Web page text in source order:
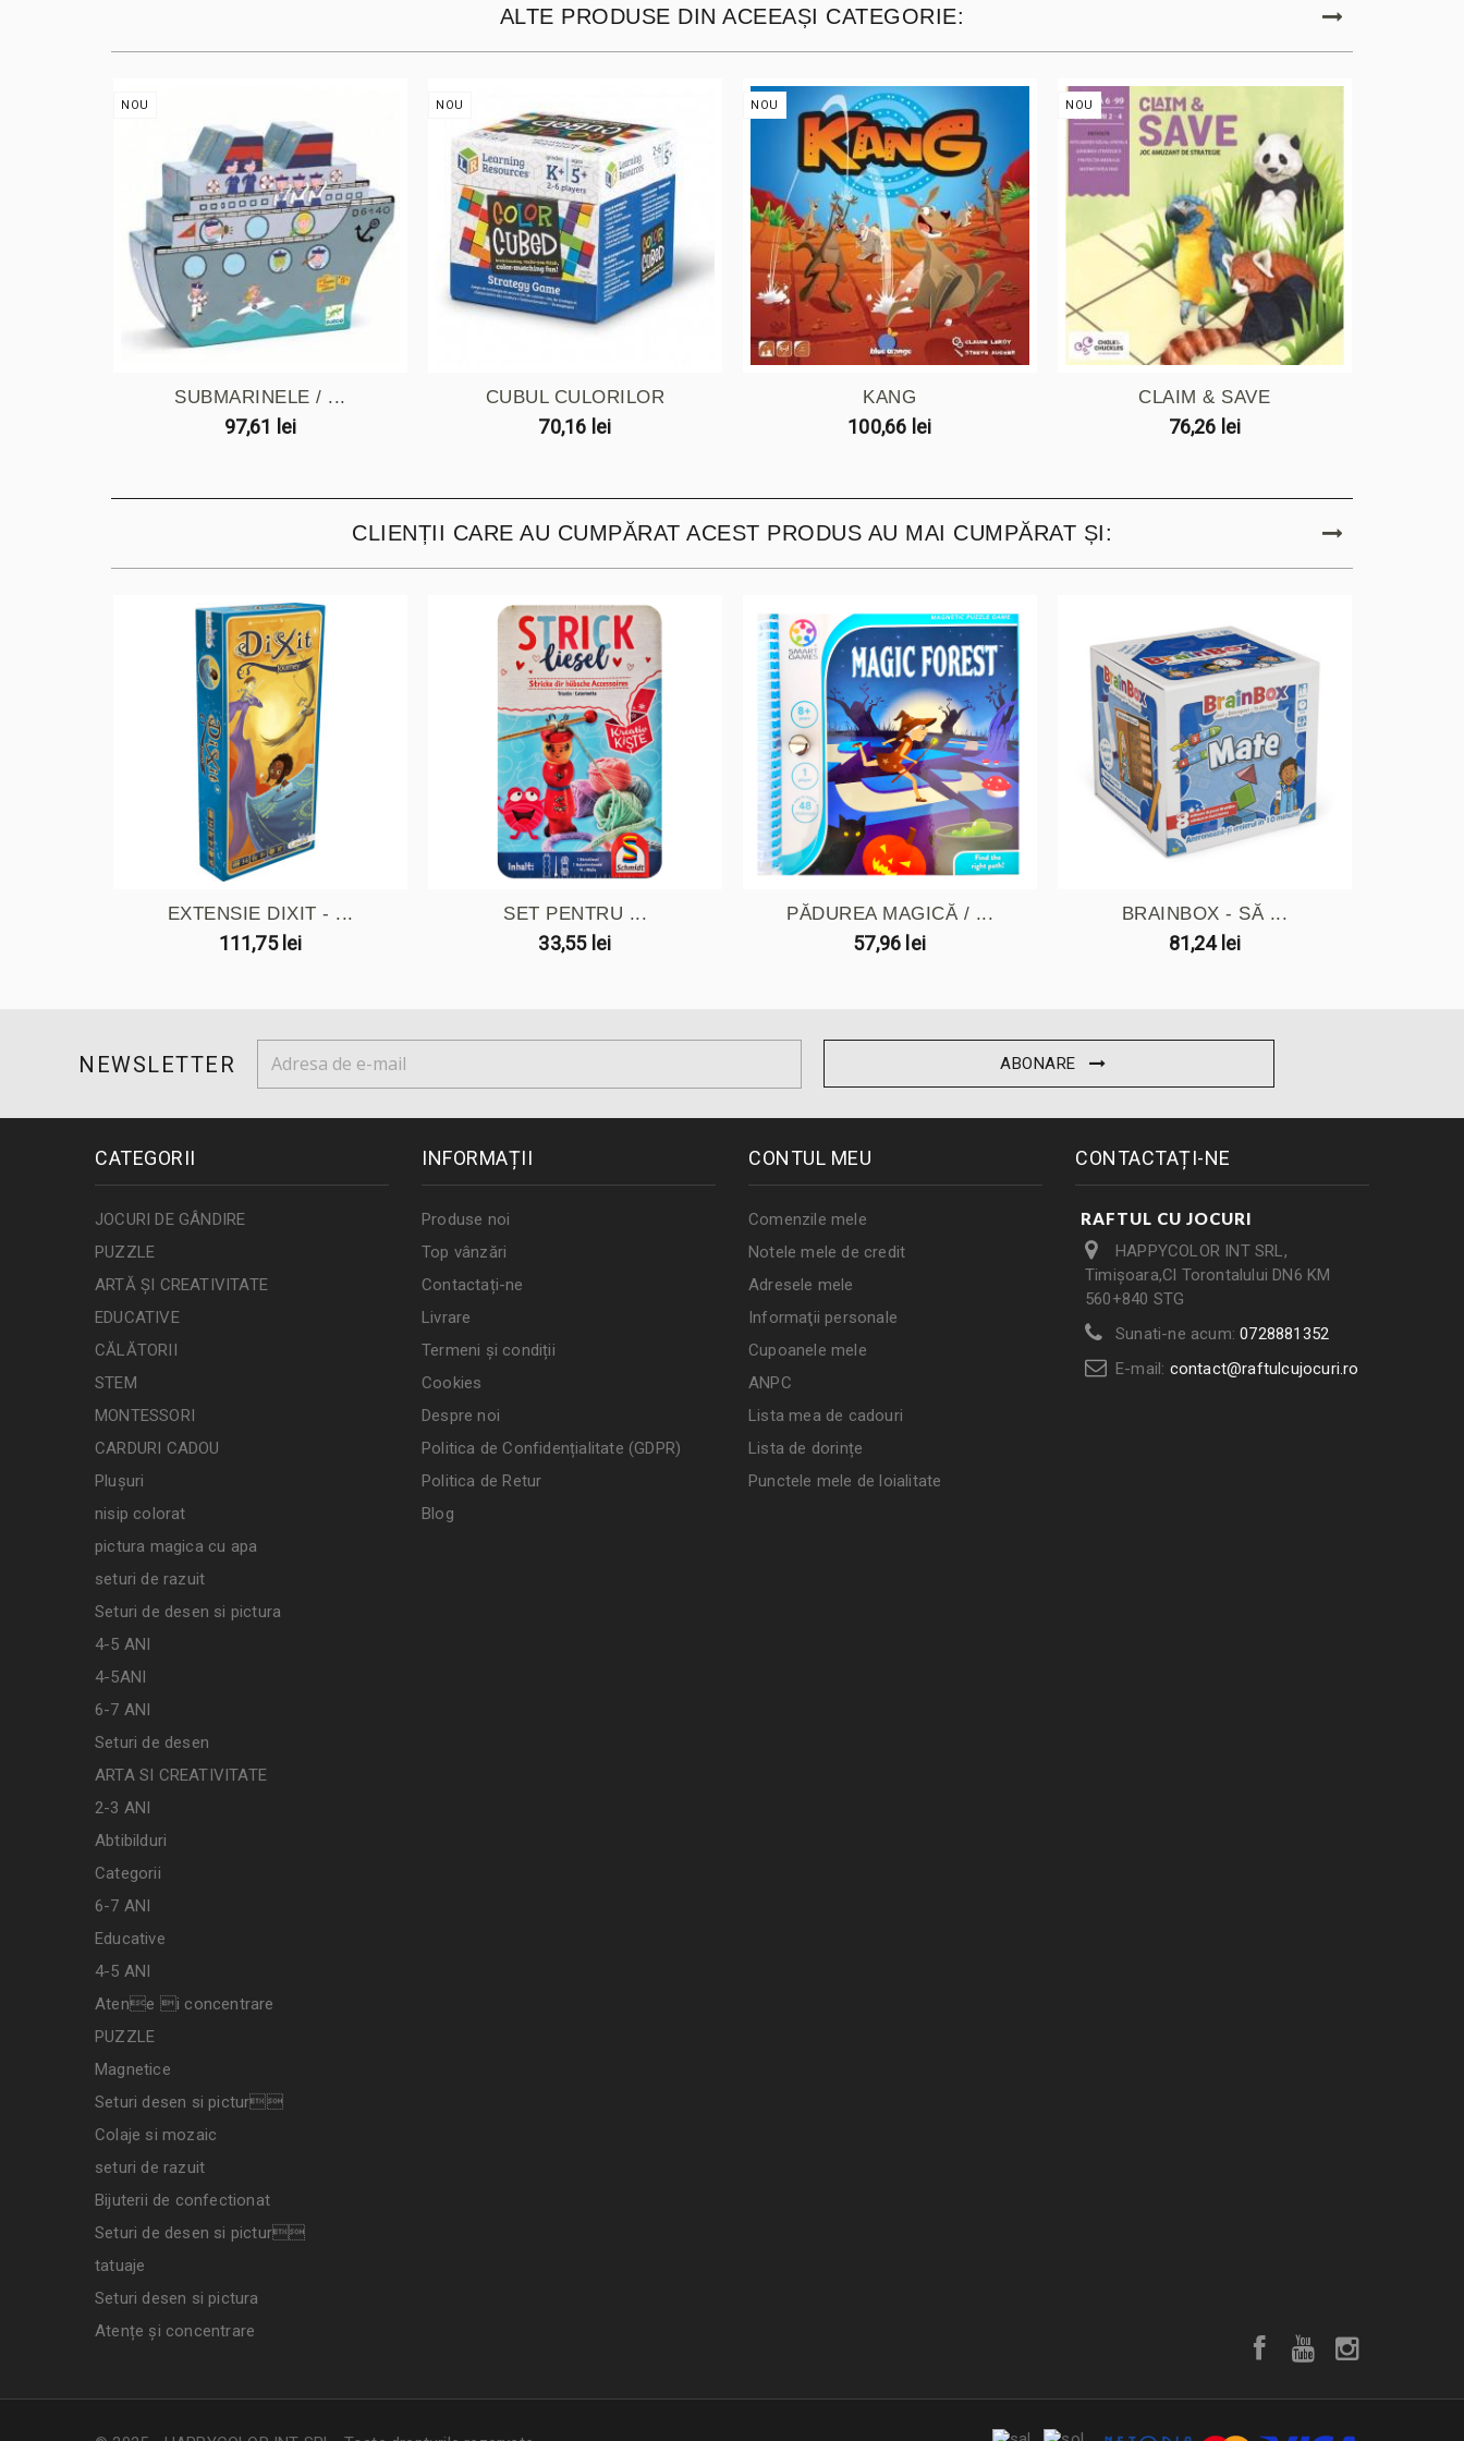
ALTE PRODUSE DIN ACEEAȘI CATEGORIE:
NOU
SUBMARINELE / ...
97,61 lei
NOU
CUBUL CULORILOR
70,16 lei
NOU
KANG
100,66 lei
NOU
CLAIM & SAVE
76,26 lei
CLIENȚII CARE AU CUMPĂRAT ACEST PRODUS AU MAI CUMPĂRAT ȘI:
EXTENSIE DIXIT - ...
111,75 lei
SET PENTRU ...
33,55 lei
PĂDUREA MAGICĂ / ...
57,96 lei
BRAINBOX - SĂ ...
81,24 lei
NEWSLETTER ABONARE
CATEGORII
JOCURI DE GÂNDIRE
PUZZLE
ARTĂ ȘI CREATIVITATE
EDUCATIVE
CĂLĂTORII
STEM
MONTESSORI
CARDURI CADOU
Plușuri
nisip colorat
pictura magica cu apa
seturi de razuit
Seturi de desen si pictura
4-5 ANI
4-5ANI
6-7 ANI
Seturi de desen
ARTA SI CREATIVITATE
2-3 ANI
Abtibilduri
Categorii
6-7 ANI
Educative
4-5 ANI
Atene i concentrare
PUZZLE
Magnetice
Seturi desen si pictur
Colaje si mozaic
seturi de razuit
Bijuterii de confectionat
Seturi de desen si pictur
tatuaje
Seturi desen si pictura
Atențe și concentrare
INFORMAȚII
Produse noi
Top vânzări
Contactați-ne
Livrare
Termeni și condiții
Cookies
Despre noi
Politica de Confidențialitate (GDPR)
Politica de Retur
Blog
CONTUL MEU
Comenzile mele
Notele mele de credit
Adresele mele
Informaţii personale
Cupoanele mele
ANPC
Lista mea de cadouri
Lista de dorințe
Punctele mele de loialitate
CONTACTAȚI-NE
RAFTUL CU JOCURI
HAPPYCOLOR INT SRL,
Timișoara,Cl Torontalului DN6 KM
560+840 STG
Sunati-ne acum:0728881352
E-mail: contact@raftulcujocuri.ro